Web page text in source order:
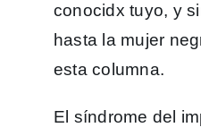
conocidx tuyo, y
hasta la mujer
esta columna.
El síndrome del